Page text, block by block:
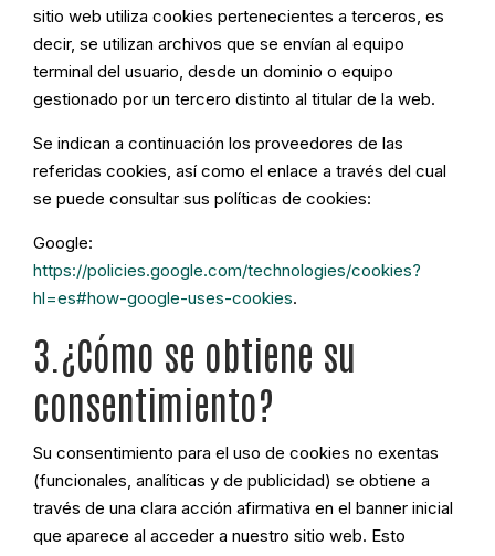
sitio web utiliza cookies pertenecientes a terceros, es
decir, se utilizan archivos que se envían al equipo
terminal del usuario, desde un dominio o equipo
gestionado por un tercero distinto al titular de la web.
Se indican a continuación los proveedores de las
referidas cookies, así como el enlace a través del cual
se puede consultar sus políticas de cookies:
Google:
https://policies.google.com/technologies/cookies?
hl=es#how-google-uses-cookies.
3.¿Cómo se obtiene su
consentimiento?
Su consentimiento para el uso de cookies no exentas
(funcionales, analíticas y de publicidad) se obtiene a
través de una clara acción afirmativa en el banner inicial
que aparece al acceder a nuestro sitio web. Esto